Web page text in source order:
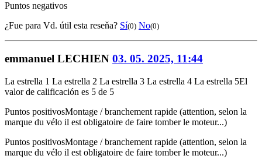
Puntos negativos
¿Fue para Vd. útil esta reseňa? Sí(0) No(0)
emmanuel LECHIEN 03. 05. 2025, 11:44
La estrella 1 La estrella 2 La estrella 3 La estrella 4 La estrella 5El
valor de calificación es 5 de 5
Puntos positivosMontage / branchement rapide (attention, selon la
marque du vélo il est obligatoire de faire tomber le moteur...)
Puntos positivosMontage / branchement rapide (attention, selon la
marque du vélo il est obligatoire de faire tomber le moteur...)